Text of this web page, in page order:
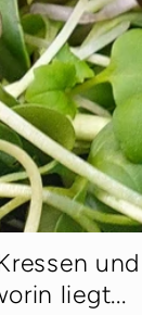
liegt...